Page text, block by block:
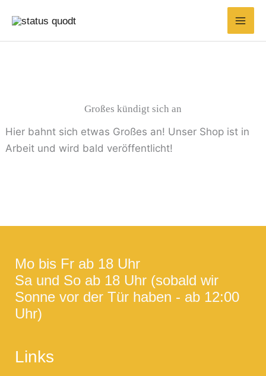
Inhalt
springen
Großes kündigt sich an
Hier bahnt sich etwas Großes an! Unser Shop ist in
Arbeit und wird bald veröffentlicht!
Mo bis Fr ab 18 Uhr
Sa und So ab 18 Uhr (sobald wir
Sonne vor der Tür haben - ab 12:00
Uhr)
Links
nach:
Preis